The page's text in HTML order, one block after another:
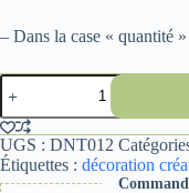
– Dans la case « quantité
quantité
de
DENTELLE
MOTIF
CACHEMIRE
UGS : DNT012
Étiquettes : décoration